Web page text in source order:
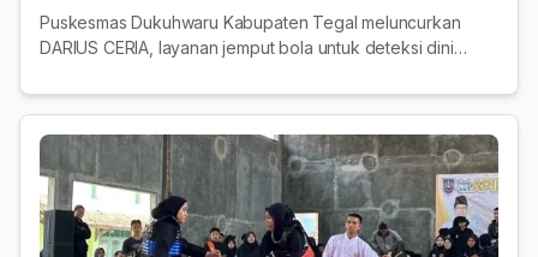
DARIUS CERIA
Puskesmas Dukuhwaru Kabupaten Tegal meluncurkan
DARIUS CERIA, layanan jemput bola untuk deteksi dini